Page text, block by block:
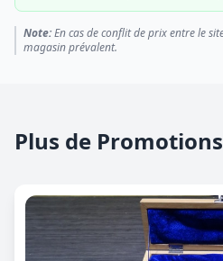
Note:En cas de conflit de prix entre le
magasin prévalent.
Plus de Promotions